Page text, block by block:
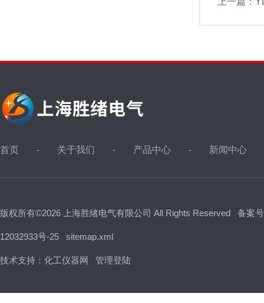
首页 关于我们 产品中心 新闻中心
版权所有©2026 上海胜绪电气有限公司 All Rights Reserved 备案
12032933号-25 sitemap.xml
技术支持： 化工仪器网 管理登陆